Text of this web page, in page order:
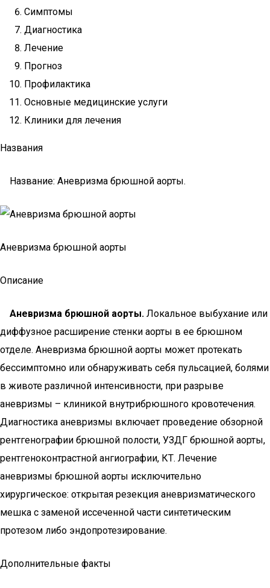
Симптомы
Диагностика
Лечение
Прогноз
Профилактика
Основные медицинские услуги
Клиники для лечения
Названия
Название: Аневризма брюшной аорты.
Аневризма брюшной аорты
Описание
Аневризма брюшной аорты. Локальное выбухание или
диффузное расширение стенки аорты в ее брюшном
отделе. Аневризма брюшной аорты может протекать
бессимптомно или обнаруживать себя пульсацией, болями
в животе различной интенсивности, при разрыве
аневризмы – клиникой внутрибрюшного кровотечения.
Диагностика аневризмы включает проведение обзорной
рентгенографии брюшной полости, УЗДГ брюшной аорты,
рентгеноконтрастной ангиографии, КТ. Лечение
аневризмы брюшной аорты исключительно
хирургическое: открытая резекция аневризматического
мешка с заменой иссеченной части синтетическим
протезом либо эндопротезирование.
Дополнительные факты